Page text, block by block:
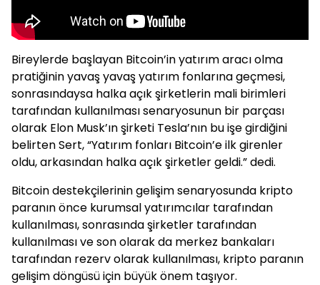
Bireylerde başlayan Bitcoin’in yatırım aracı olma
pratiğinin yavaş yavaş yatırım fonlarına geçmesi,
sonrasındaysa halka açık şirketlerin mali birimleri
tarafından kullanılması senaryosunun bir parçası
olarak Elon Musk’ın şirketi Tesla’nın bu işe girdiğini
belirten Sert, “Yatırım fonları Bitcoin’e ilk girenler
oldu, arkasından halka açık şirketler geldi.” dedi.
Bitcoin destekçilerinin gelişim senaryosunda kripto
paranın önce kurumsal yatırımcılar tarafından
kullanılması, sonrasında şirketler tarafından
kullanılması ve son olarak da merkez bankaları
tarafından rezerv olarak kullanılması, kripto paranın
gelişim döngüsü için büyük önem taşıyor.